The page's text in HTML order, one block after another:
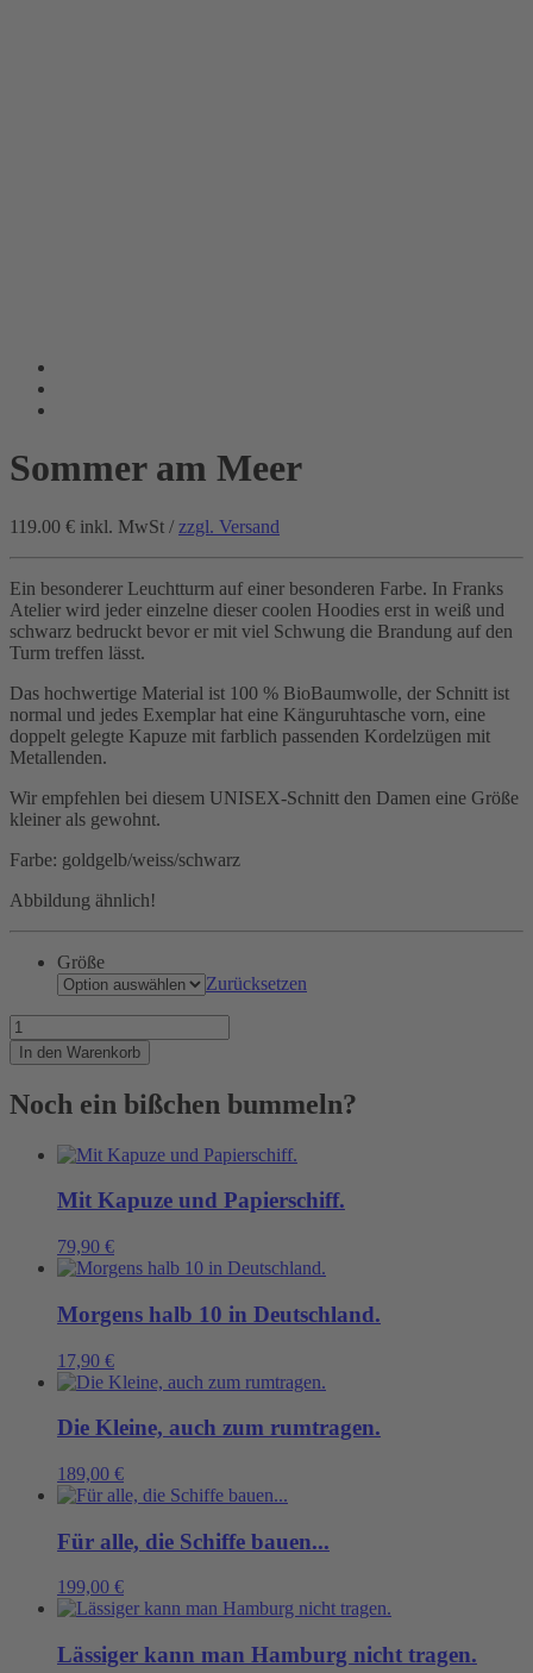
Sommer am Meer
119.00 € inkl. MwSt / zzgl. Versand
Ein besonderer Leuchtturm auf einer besonderen Farbe. In Franks
Atelier wird jeder einzelne dieser coolen Hoodies erst in weiß und
schwarz bedruckt bevor er mit viel Schwung die Brandung auf den
Turm treffen lässt.
Das hochwertige Material ist 100 % BioBaumwolle, der Schnitt ist
normal und jedes Exemplar hat eine Känguruhtasche vorn, eine
doppelt gelegte Kapuze mit farblich passenden Kordelzügen mit
Metallenden.
Wir empfehlen bei diesem UNISEX-Schnitt den Damen eine Größe
kleiner als gewohnt.
Farbe: goldgelb/weiss/schwarz
Abbildung ähnlich!
Größe
Zurücksetzen
Sommer
am
Meer
In den Warenkorb
Noch ein bißchen bummeln?
Mit Kapuze und Papierschiff.
79,90 €
Morgens halb 10 in Deutschland.
17,90 €
Die Kleine, auch zum rumtragen.
189,00 €
Für alle, die Schiffe bauen...
199,00 €
Lässiger kann man Hamburg nicht tragen.